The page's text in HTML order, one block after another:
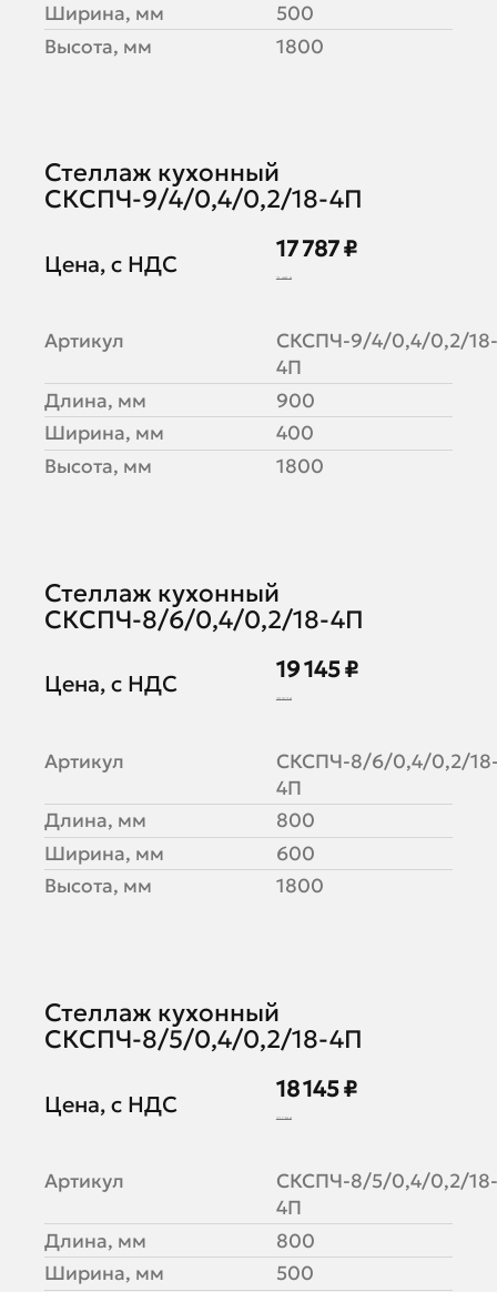
Ширина, мм
500
Высота, мм
1800
Стеллаж кухонный
СКСПЧ-9/4/0,4/0,2/18-4П
Цена, с НДС
17 787 ₽
21 691 ₽
Артикул
СКСПЧ-9/4/0,4/0,2/18-
4П
Длина, мм
900
Ширина, мм
400
Высота, мм
1800
Стеллаж кухонный
СКСПЧ-8/6/0,4/0,2/18-4П
Цена, с НДС
19 145 ₽
23 347 ₽
Артикул
СКСПЧ-8/6/0,4/0,2/
4П
Длина, мм
800
Ширина, мм
600
Высота, мм
1800
Стеллаж кухонный
СКСПЧ-8/5/0,4/0,2/18-4П
Цена, с НДС
18 145 ₽
22 128 ₽
Артикул
СКСПЧ-8/5/0,4/0,2/18-
4П
Длина, мм
800
Ширина, мм
500